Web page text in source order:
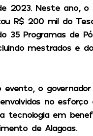
2023. Neste ano, o
R$ 200 mil do
35 Programas de
mestrados e
evento, o
no esforço
tecnologia em
de Alagoas.